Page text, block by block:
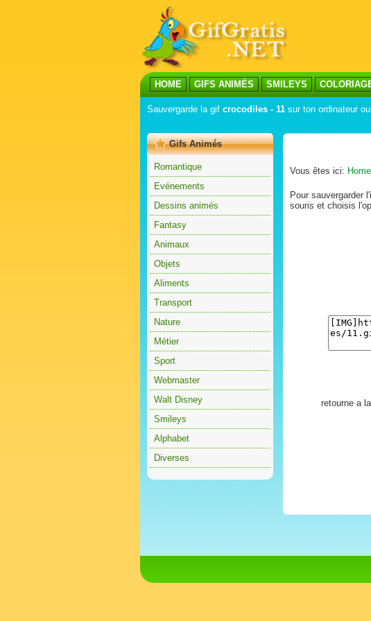
HOME GIFS ANIMÉS SMILEYS
Sauvergarde la gif crocodiles - 11 sur ton ordinateur
Gifs Animés
Romantique
Evénements
Dessins animés
Fantasy
Animaux
Objets
Aliments
Transport
Nature
Métier
Sport
Webmaster
Walt Disney
Smileys
Alphabet
Diverses
Vous êtes ici: Home
Pour sauvergarder
souris et choisis
retourne a